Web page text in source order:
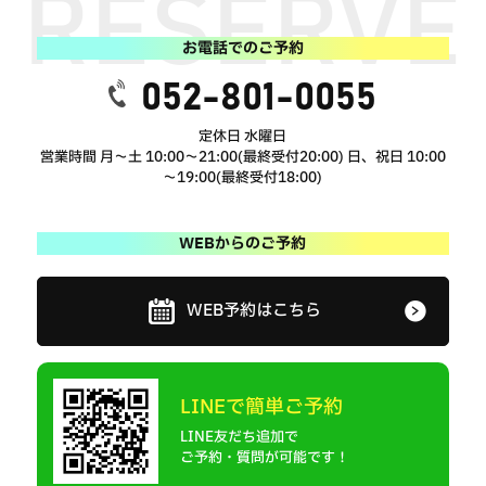
お電話でのご予約
052-801-0055
定休日 水曜日
営業時間 月～土 10:00～21:00(最終受付20:00) 日、祝日 10:00
～19:00(最終受付18:00)
WEBからのご予約
WEB予約はこちら
LINEで簡単ご予約
LINE友だち追加で
ご予約・質問が可能です！